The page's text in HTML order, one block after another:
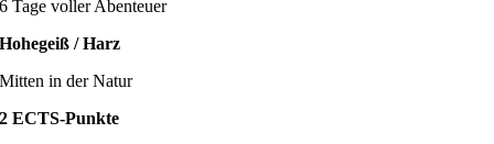
6 Tage voller Abenteuer
Hohegeiß / Harz
Mitten in der Natur
2 ECTS-Punkte